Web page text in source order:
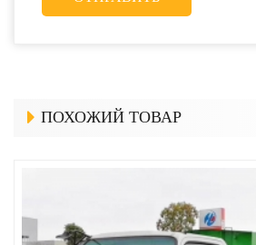
ПОХОЖИЙ ТОВАР